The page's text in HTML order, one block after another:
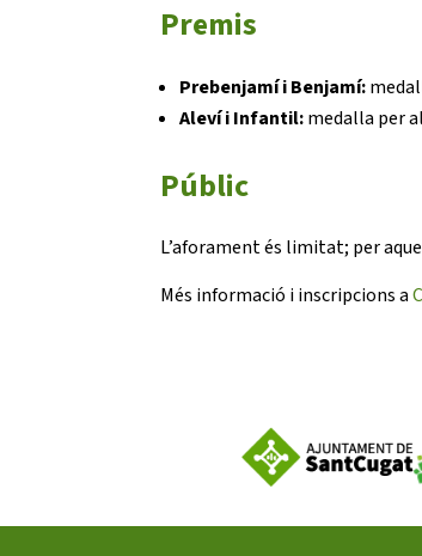
Premis
Prebenjamí i Benjamí:
Aleví i Infantil:medalla per
Públic
L’aforament és limitat; per
Més informació i inscripcions a